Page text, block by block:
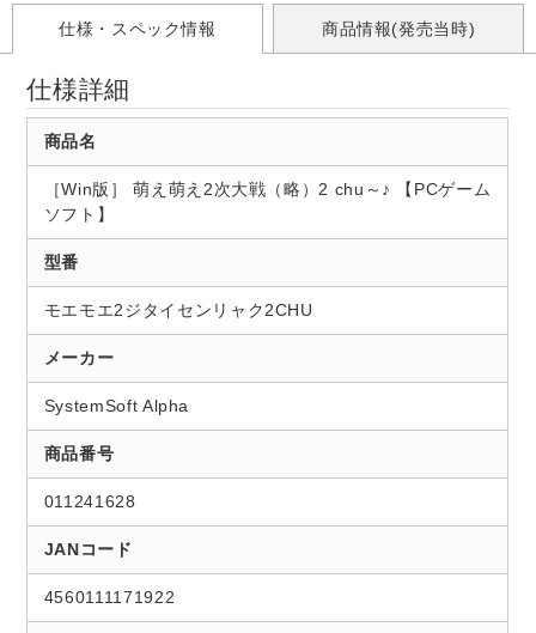
仕様・スペック情報 商品情報(発売当時)
仕様詳細
商品名
［Win版］ 萌え萌え2次大戦（略）2 chu～♪ 【PCゲーム
ソフト】
型番
モエモエ2ジタイセンリャク2CHU
メーカー
SystemSoft Alpha
商品番号
011241628
JANコード
4560111171922